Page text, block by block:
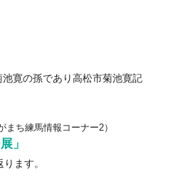
寛の孫であり高松市菊池寛記
まち練馬情報コーナー2）
」
ます。